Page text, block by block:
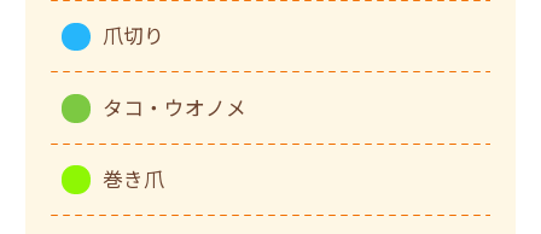
爪切り
タコ・ウオノメ
巻き爪